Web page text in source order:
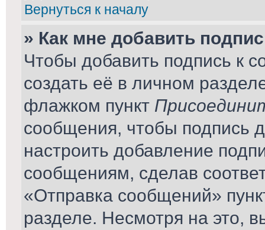
Вернуться к началу
» Как мне добавить
Чтобы добавить подпись к
создать её в личном
флажком пункт
сообщения, чтобы подпись
настроить добавление
сообщениям, сделав
«Отправка сообщений»
разделе. Несмотря на это,